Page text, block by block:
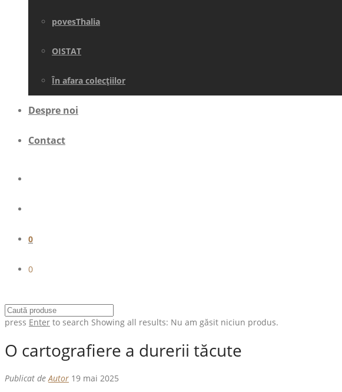
povesThalia
OISTAT
În afara colecţiilor
Despre noi
Contact
0
0
press Enter to search Showing all results: Nu am găsit niciun produs.
O cartografiere a durerii tăcute
Publicat de Autor 19 mai 2025